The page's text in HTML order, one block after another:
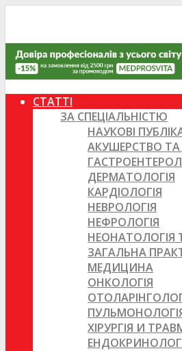
СТАТТІ
ЗА СПЕЦІАЛЬНІСТЮ
НАУКОВІ
АКУШЕРСТВО ТА
ДЕРМАТОЛОГІЯ
КАРДІОЛОГІЯ
НЕВРОЛОГІЯ
НЕФРОЛОГІЯ
НЕОНАТОЛОГІЯ
ЗАГАЛЬНА
МЕДИЦИНА
ОНКОЛОГІЯ
ХІРУРГІЯ И